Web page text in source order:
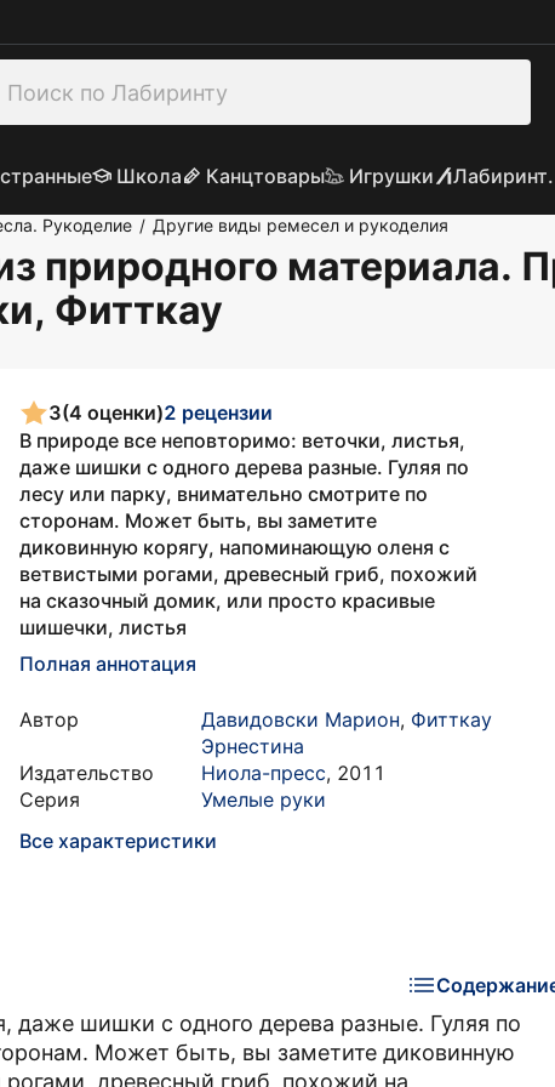
Школа Канцтовары Игрушки
Рукоделие / Другие виды ремесел и рукоделия
природного материала.
Фитткау
3(4 оценки)2 рецензии
В природе все неповторимо: веточки, листья,
даже шишки с одного дерева разные. Гуляя по
лесу или парку, внимательно смотрите по
сторонам. Может быть, вы заметите
диковинную корягу, напоминающую оленя с
ветвистыми рогами, древесный гриб, похожий
на сказочный домик, или просто красивые
шишечки, листья
Полная аннотация
Автор Давидовски Марион, Фитткау
Эрнестина
Издательство
Ниола-пресс, 2011
Серия
Умелые руки
Все характеристики
даже шишки с одного дерева разные. Гуляя по
Может быть, вы заметите диковинную
древесный гриб, похожий на